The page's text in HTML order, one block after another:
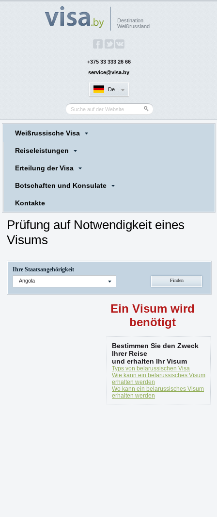
Destination
Weißrussland
+375 33 333 26 66
service@visa.by
De
Weißrussische Visa
Reiseleistungen
Erteilung der Visa
Botschaften und Konsulate
Kontakte
Prüfung auf Notwendigkeit eines
Visums
Ihre Staatsangehörigkeit
Angola
Ein Visum wird
benötigt
Bestimmen Sie den Zweck
Ihrer Reise
und erhalten Ihr Visum
Typs von belarussischen Visa
Wie kann ein belarussisches Visum
erhalten werden
Wo kann ein belarussisches Visum
erhalten werden